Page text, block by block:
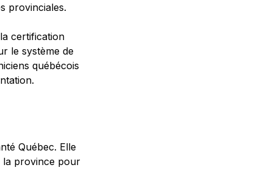
provinciales.
certification
le système de
québécois
Québec. Elle
la province pour